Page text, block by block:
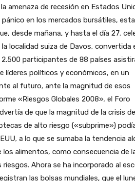
amenaza de recesión en Estados
en los mercados bursátiles,
desde mañana, y hasta el día 27,
localidad suiza de Davos, convertida
participantes de 88 países
líderes políticos y económicos, en un
al futuro, ante la magnitud de esos
«Riesgos Globales 2008», el Foro
de que la magnitud de la crisis de
de alto riesgo («subprime»)
a lo que se sumaba la tendencia
alimentos, como consecuencia de
Ahora se ha incorporado al
las bolsas mundiales, que el